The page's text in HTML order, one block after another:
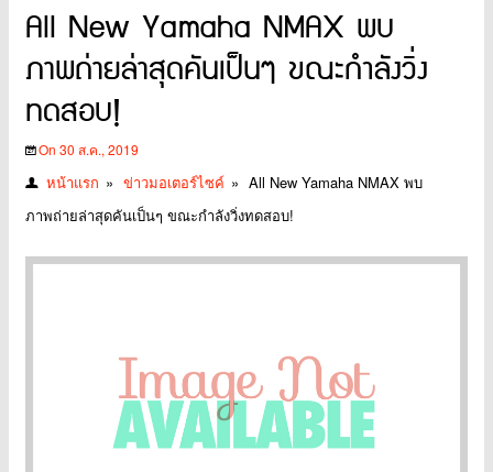
All New Yamaha NMAX พบ
ภาพถ่ายล่าสุดคันเป็นๆ ขณะกำลังวิ่ง
ทดสอบ!
On 30 ส.ค., 2019
หน้าแรก » ข่าวมอเตอร์ไซค์ » All New Yamaha NMAX พบ
ภาพถ่ายล่าสุดคันเป็นๆ ขณะกำลังวิ่งทดสอบ!